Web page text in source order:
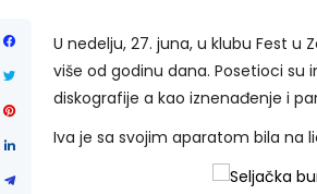
U nedelju, 27. juna, u klubu Fest u
više od godinu dana. Posetioci su
diskografije a kao iznenađenje i
Iva je sa svojim aparatom bila